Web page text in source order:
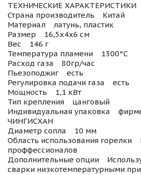
ТЕХНИЧЕСКИЕ ХАРАКТЕРИСТИКИ
Страна производитель Китай
Материал латунь, пластик
Размер 16,5х4х6 см
Вес 146 г
Температура пламени 1300°C
Расход газа 80гр/час
Пьезоподжиг есть
Регулировка подачи газа есть
Мощность 1,1 кВт
Тип крепления цанговый
Индивидуальная упаковка
ЧИНГИСХАН
Диаметр сопла 10 мм
Область использования горелки
проффессионалов
Дополнительные опции
сварки низкотемпературными